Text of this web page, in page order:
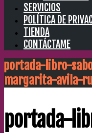
SERVICIOS
POLÍTICA DE
TIENDA
CONTÁCTAME
portada-libro-
margarita-avila-
portada-